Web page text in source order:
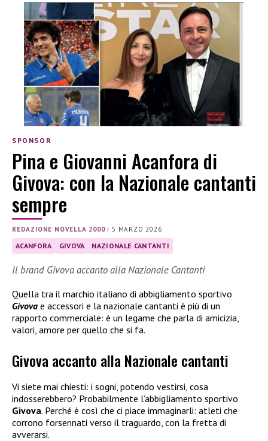
SPONSOR
Pina e Giovanni Acanfora di
Givova: con la Nazionale cantanti
sempre
REDAZIONE NOVELLA 2000|5 MARZO 2026
ACANFORA GIVOVA NAZIONALE CANTANTI
Il brand Givova accanto alla Nazionale Cantanti
Quella tra il marchio italiano di abbigliamento sportivo
Givova e accessori e la nazionale cantanti è più di un
rapporto commerciale: è un legame che parla di amicizia,
valori, amore per quello che si fa.
Givova accanto alla Nazionale cantanti
Vi siete mai chiesti: i sogni, potendo vestirsi, cosa
indosserebbero? Probabilmente l’abbigliamento sportivo
Givova. Perché è così che ci piace immaginarli: atleti che
corrono forsennati verso il traguardo, con la fretta di
avverarsi.